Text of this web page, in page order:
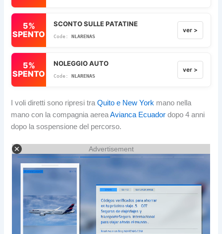
5%
SPENTO
SCONTO SULLE PATATINE
NLARENAS
ver >
5%
SPENTO
NOLEGGIO AUTO
NLARENAS
ver >
I voli diretti sono ripresi traQuito e New York mano nella
mano con la compagnia aereaAvianca Ecuador dopo 4 anni
dopo la sospensione del percorso.
Advertisement